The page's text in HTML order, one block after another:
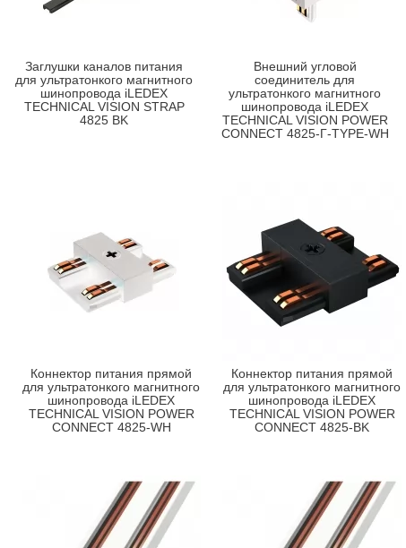
Заглушки каналов питания
для ультратонкого магнитного
шинопровода iLEDEX
TECHNICAL VISION STRAP
4825 BK
Внешний угловой
соединитель для
ультратонкого магнитного
шинопровода iLEDEX
TECHNICAL VISION POWER
CONNECT 4825-Г-TYPE-WH
Коннектор питания прямой
для ультратонкого магнитного
шинопровода iLEDEX
TECHNICAL VISION POWER
CONNECT 4825-WH
Коннектор питания прямой
для ультратонкого магнитного
шинопровода iLEDEX
TECHNICAL VISION POWER
CONNECT 4825-BK